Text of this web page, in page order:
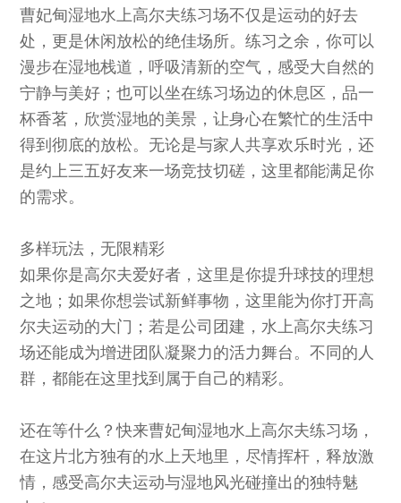
曹妃甸湿地水上高尔夫练习场不仅是运动的好去
处，更是休闲放松的绝佳场所。练习之余，你可以
漫步在湿地栈道，呼吸清新的空气，感受大自然的
宁静与美好；也可以坐在练习场边的休息区，品一
杯香茗，欣赏湿地的美景，让身心在繁忙的生活中
得到彻底的放松。无论是与家人共享欢乐时光，还
是约上三五好友来一场竞技切磋，这里都能满足你
的需求。
多样玩法，无限精彩
如果你是高尔夫爱好者，这里是你提升球技的理想
之地；如果你想尝试新鲜事物，这里能为你打开高
尔夫运动的大门；若是公司团建，水上高尔夫练习
场还能成为增进团队凝聚力的活力舞台。不同的人
群，都能在这里找到属于自己的精彩。
还在等什么？快来曹妃甸湿地水上高尔夫练习场，
在这片北方独有的水上天地里，尽情挥杆，释放激
情，感受高尔夫运动与湿地风光碰撞出的独特魅